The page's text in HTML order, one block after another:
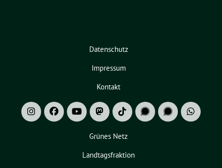
Datenschutz
Impressum
Kontakt
Grünes Netz
Landtagsfraktion